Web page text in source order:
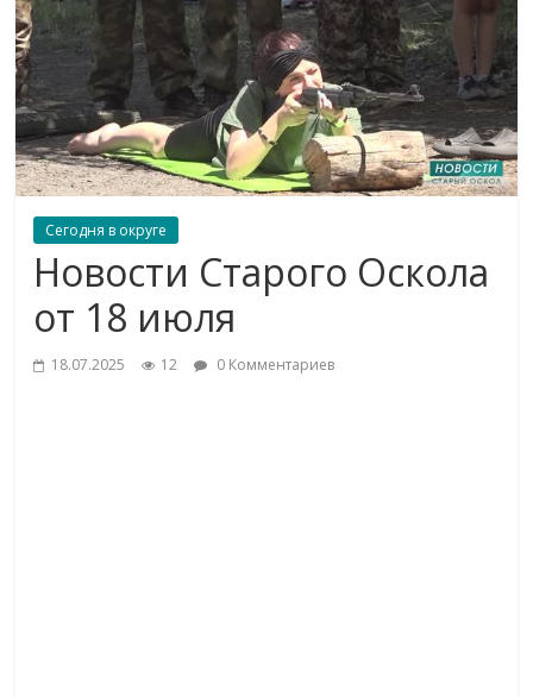
Сегодня в округе
Новости Старого Оскола
от 18 июля
18.07.2025 12 0 Комментариев